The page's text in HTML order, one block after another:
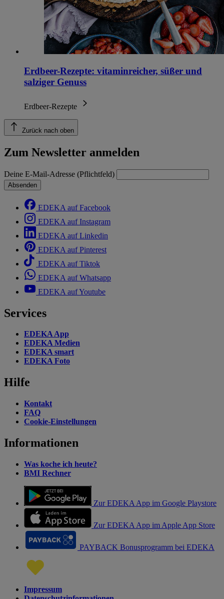
Erdbeer-Rezepte: vitaminreicher, süßer und
salziger Genuss
Erdbeer-Rezepte
Zurück nach oben
Zum Newsletter anmelden
Deine E-Mail-Adresse (Pflichtfeld)
Absenden
EDEKA auf Facebook
EDEKA auf Instagram
EDEKA auf Linkedin
EDEKA auf Pinterest
EDEKA auf Tiktok
EDEKA auf Whatsapp
EDEKA auf Youtube
Services
EDEKA App
EDEKA Medien
EDEKA smart
EDEKA Foto
Hilfe
Kontakt
FAQ
Cookie-Einstellungen
Informationen
Was koche ich heute?
BMI Rechner
Zur EDEKA App im Google Playstore
Zur EDEKA App im Apple App Store
PAYBACK Bonusprogramm bei EDEKA
Impressum